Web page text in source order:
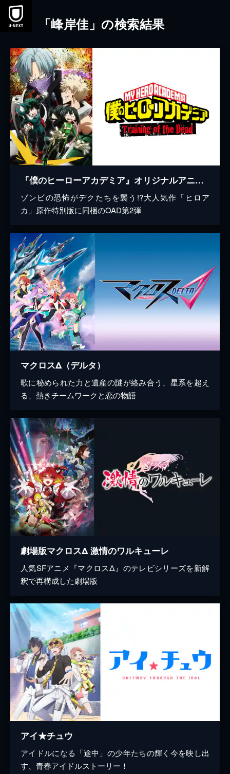
本文へスキップ
「峰岸佳」の検索結果
『僕のヒーローアカデミア』オリジナルアニメ「Training of the Dead＜トレーニング オブ ザ デッド＞」
ゾンビの恐怖がデクたちを襲う!?大人気作「ヒロア
カ」原作特別版に同梱のOAD第2弾
マクロスΔ（デルタ）
歌に秘められた力と遺産の謎が絡み合う、星系を超え
る、熱きチームワークと恋の物語
劇場版マクロスΔ 激情のワルキューレ
人気SFアニメ『マクロスΔ』のテレビシリーズを新解
釈で再構成した劇場版
アイ★チュウ
アイドルになる「途中」の少年たちの輝く今を映し出
す、青春アイドルストーリー！